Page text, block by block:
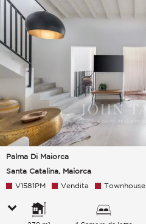
Palma Di Maiorca
Santa Catalina, Maiorca
V1581PM Vendita Townhouse